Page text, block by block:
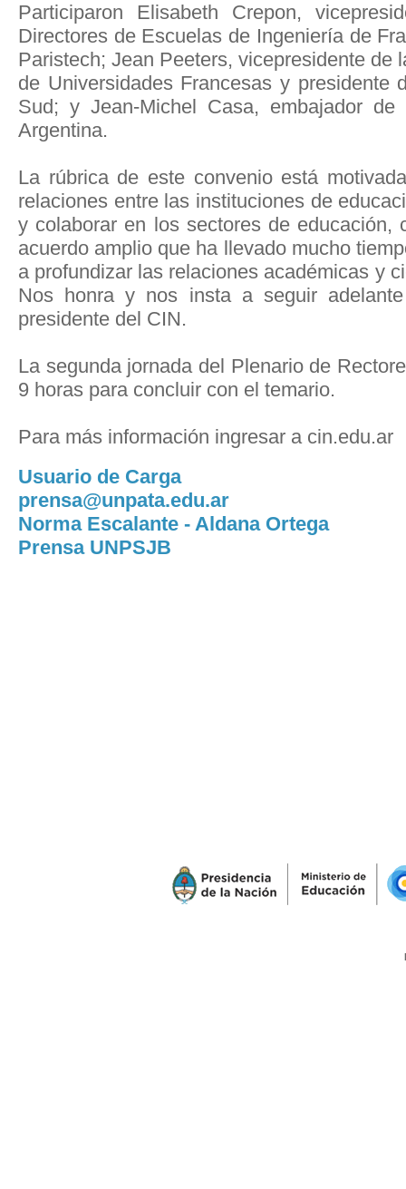
Participaron Elisabeth Crepon,
Directores de Escuelas de Ingeniería de
Paristech; Jean Peeters, vicepresidente de
de Universidades Francesas y presidente
Sud; y Jean-Michel Casa, embajador
Argentina.
La rúbrica de este convenio está
relaciones entre las instituciones de
y colaborar en los sectores de educación,
acuerdo amplio que ha llevado mucho
a profundizar las relaciones académicas y
Nos honra y nos insta a seguir
presidente del CIN.
La segunda jornada del Plenario de
9 horas para concluir con el temario.
Para más información ingresar a cin.edu.ar
Usuario de Carga
prensa@unpata.edu.ar
Norma Escalante - Aldana Ortega
Prensa UNPSJB